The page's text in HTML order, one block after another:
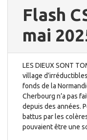
Flash
mai
LES DIEUX SONT
village
fonds de la
Cherbourg n’a pas
depuis des années.
battus par les
pouvaient être une